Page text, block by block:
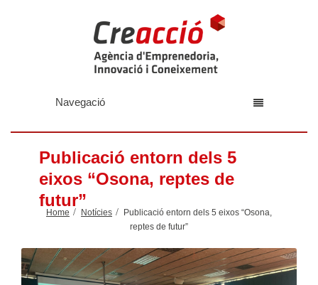
Navegació
Publicació entorn dels 5
eixos “Osona, reptes de
futur”
Home Notícies
Publicació entorn dels 5 eixos “Osona,
reptes de futur”